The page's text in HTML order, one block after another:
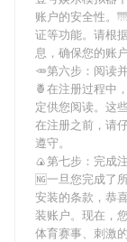
账户的安全性。
证等功能。请根
息，确保您的账户
🥕第六步：阅读
🍍在注册过程中，
定供您阅读。这
在注册之前，请
遵守。
🍙第七步：完成
🆖一旦您完成了
安装的条款，恭
装账户。现在，
体育赛事、刺激